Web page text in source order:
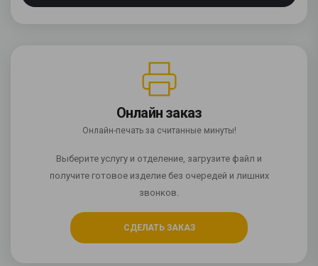
Онлайн заказ
Онлайн-печать за считанные минуты!
Выберите услугу и отделение, загрузите файл и
получите готовое изделие без очередей и лишних
звонков.
СДЕЛАТЬ ЗАКАЗ